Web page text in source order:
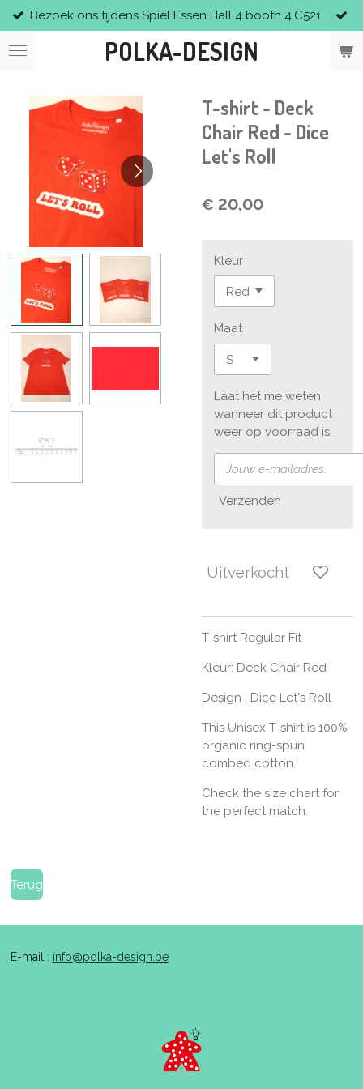
Ga
direct
naar
POLKA-DESIGN
Bezoek ons tijdens Spiel Essen Hall 4 booth 4.C521
T-shirt - Deck
Chair Red - Dice
Let's Roll
€ 20,00
Kleur
Maat
Laat het me weten
wanneer dit product
weer op voorraad is.
Verzenden
Uitverkocht
T-shirt Regular Fit
Kleur: Deck Chair Red
Design : Dice Let's Roll
This Unisex T-shirt is 100%
organic ring-spun
combed cotton.
Check the size chart for
the perfect match.
Terug
E-mail : info@polka-design.be